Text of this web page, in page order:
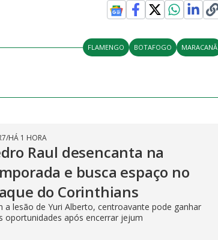
FLAMENGO BOTAFOGO MARACANÃ
/HÁ 1 HORA
Raul desencanta na
e busca espaço no
do Corinthians
a lesão de Yuri Alberto, centroavante pode ganhar
oportunidades após encerrar jejum